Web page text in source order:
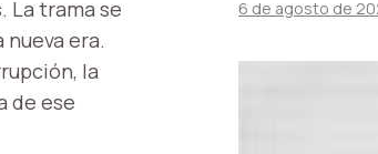
La trama se
era.
la
de ese
6 de agosto de